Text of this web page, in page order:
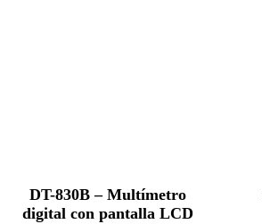
DT-830B – Multímetro
digital con pantalla LCD